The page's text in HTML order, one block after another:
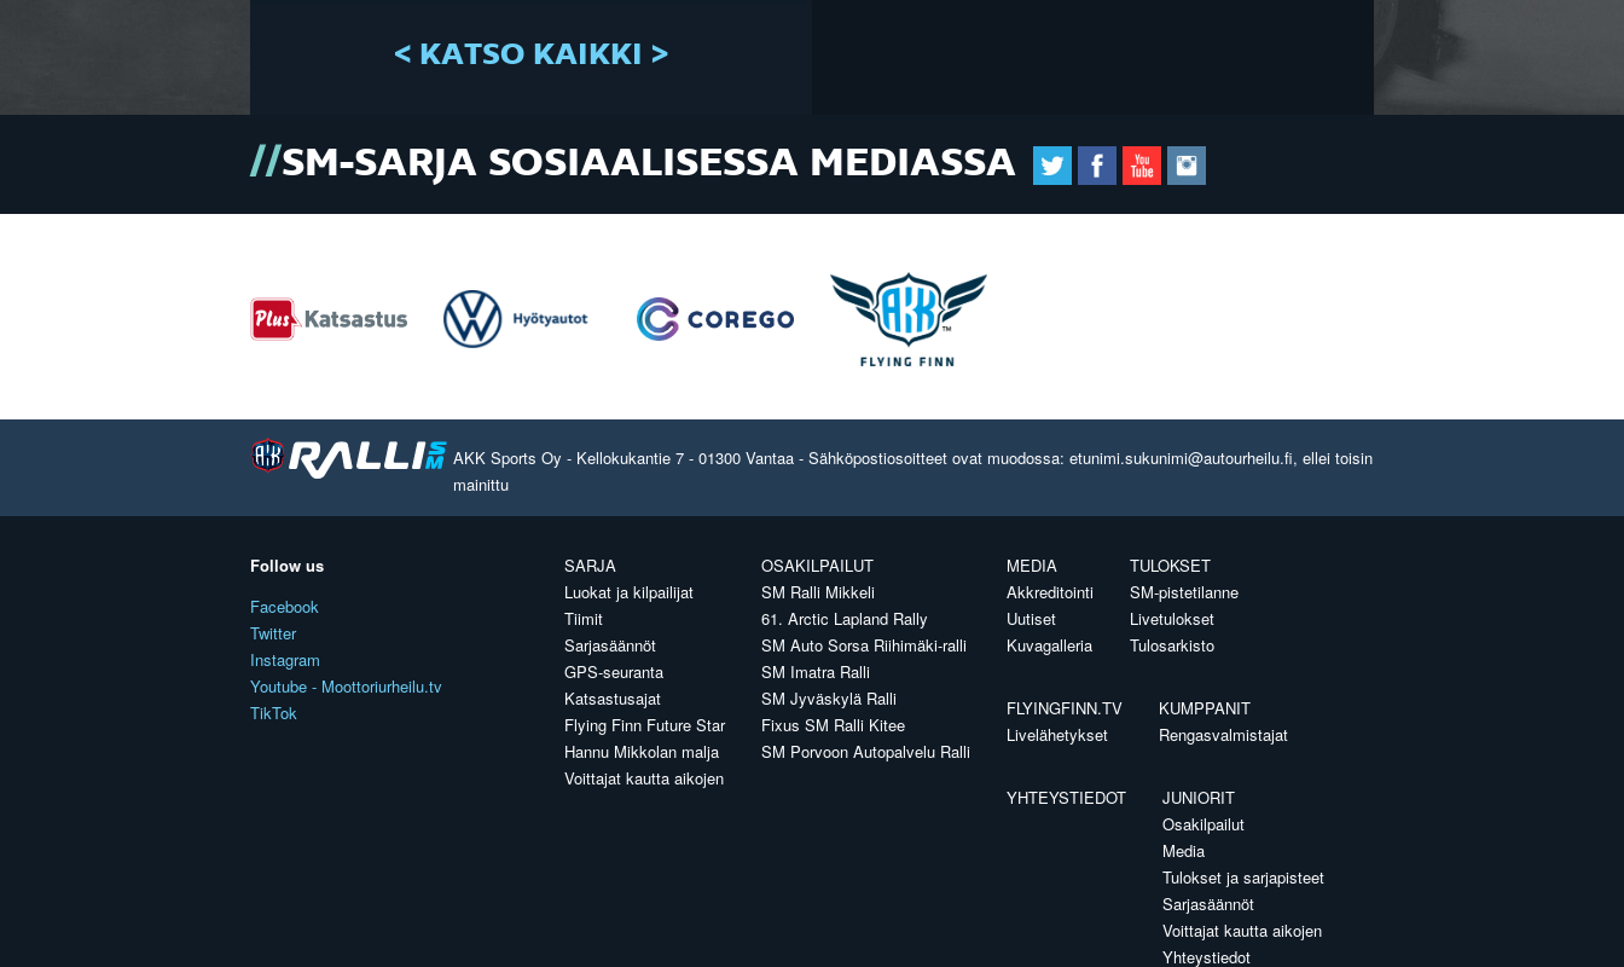
< KATSO KAIKKI >
SM-SARJA SOSIAALISESSA MEDIASSA
AKK Sports Oy - Kellokukantie 7 - 01300 Vantaa - Sähköpostiosoitteet ovat muodossa: etunimi.sukunimi@autourheilu.fi, ellei toisin
mainittu
Follow us
Facebook
Twitter
Instagram
Youtube - Moottoriurheilu.tv
TikTok
SARJA
Luokat ja kilpailijat
Tiimit
Sarjasäännöt
GPS-seuranta
Katsastusajat
Flying Finn Future Star
Hannu Mikkolan malja
Voittajat kautta aikojen
OSAKILPAILUT
SM Ralli Mikkeli
61. Arctic Lapland Rally
SM Auto Sorsa Riihimäki-ralli
SM Imatra Ralli
SM Jyväskylä Ralli
Fixus SM Ralli Kitee
SM Porvoon Autopalvelu Ralli
MEDIA
Akkreditointi
Uutiset
Kuvagalleria
TULOKSET
SM-pistetilanne
Livetulokset
Tulosarkisto
FLYINGFINN.TV
Livelähetykset
KUMPPANIT
Rengasvalmistajat
YHTEYSTIEDOT
JUNIORIT
Osakilpailut
Media
Tulokset ja sarjapisteet
Sarjasäännöt
Voittajat kautta aikojen
Yhteystiedot